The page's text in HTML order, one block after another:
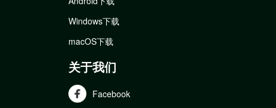
Windows下载
macOS下载
关于我们
Facebook